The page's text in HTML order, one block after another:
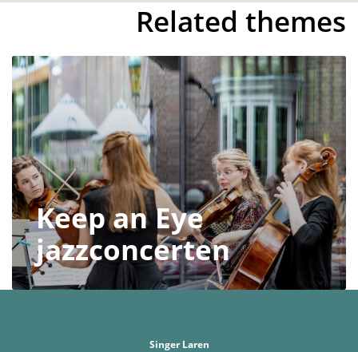
Related themes
Keep an Eye
jazzconcerten
Singer Laren